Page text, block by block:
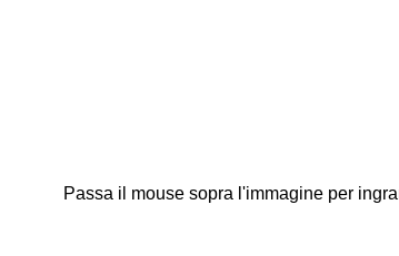
Passa il mouse sopra l'immagine per